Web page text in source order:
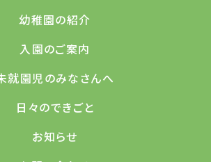
幼稚園の紹介
入園のご案内
就園児のみなさんへ
日々のできごと
お知らせ